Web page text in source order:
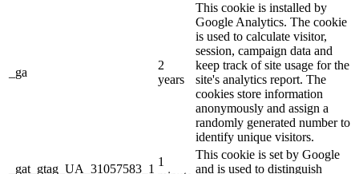
_ga
2
years
This cookie is installed by
Google Analytics. The cookie
is used to calculate visitor,
session, campaign data and
keep track of site usage for the
site's analytics report. The
cookies store information
anonymously and assign a
randomly generated number to
identify unique visitors.
_gat_gtag_UA_31057583_1
1
This cookie is set by Google
and is used to distinguish